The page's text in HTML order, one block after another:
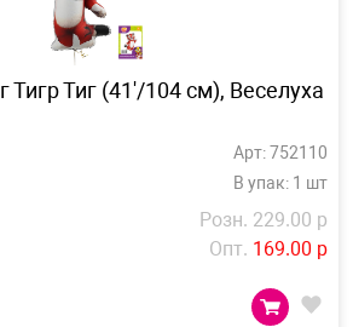
Тигр Тиг (41'/104 см), Веселуха
Арт: 752110
В упак: 1 шт
Розн. 229.00 р
Опт. 169.00 р